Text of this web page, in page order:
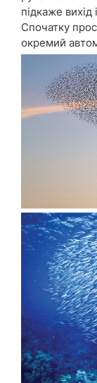
підкаже вихід
Спочатку
окремий